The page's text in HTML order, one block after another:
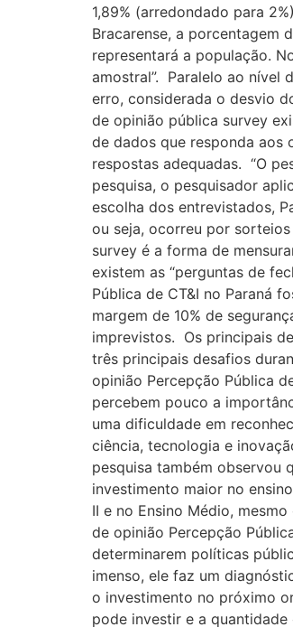
1,89% (arredondado para
Bracarense, a porcentagem
representará a população.
amostral”. Paralelo ao nível
erro, considerada o desvio
de opinião pública survey
de dados que responda aos
respostas adequadas. “O
pesquisa, o pesquisador
escolha dos entrevistados,
ou seja, ocorreu por
survey é a forma de
existem as “perguntas de
Pública de CT&I no Paraná
margem de 10% de
imprevistos. Os principais
três principais desafios
opinião Percepção Pública
percebem pouco a
uma dificuldade em
ciência, tecnologia e
pesquisa também observou
investimento maior no
II e no Ensino Médio,
de opinião Percepção
determinarem políticas
imenso, ele faz um
o investimento no próximo
pode investir e a quantidade